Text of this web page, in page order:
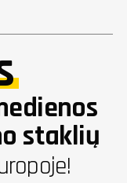
staklių